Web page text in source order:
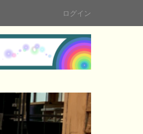
ログイン
n
e